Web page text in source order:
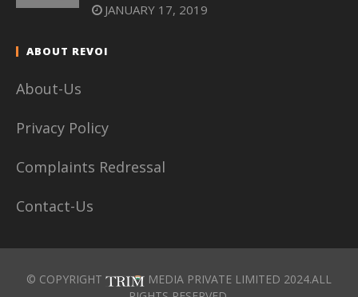
JANUARY 17, 2019
ABOUT REVOI
About-Us
Privacy Policy
Complaints Redressal
Contact-Us
© COPYRIGHT
MEDIA PRIVATE LIMITED 2024.ALL